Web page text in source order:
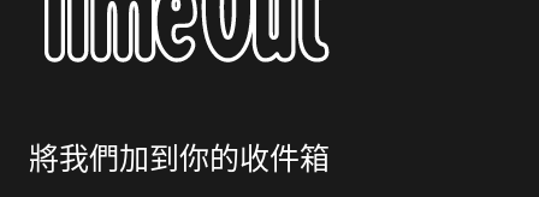
將我們加到你的收件箱